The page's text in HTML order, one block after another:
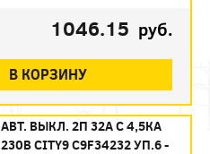
1046.15 руб.
В КОРЗИНУ
АВТ. ВЫКЛ. 2П 32А С 4,5КА
230В CITY9 C9F34232 УП.6 -